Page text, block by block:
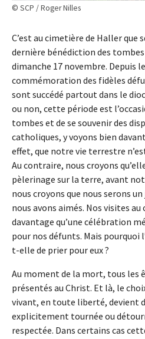
© SCP / Roger Nilles
C’est au cimetière de Haller que
dernière bénédiction des
dimanche 17 novembre. Depuis
commémoration des fidèles
sont succédé partout dans le
ou non, cette période est
tombes et de se souvenir des
catholiques, y voyons bien
effet, que notre vie terrestre
Au contraire, nous croyons
pèlerinage sur la terre, avant
nous croyons que nous serons
nous avons aimés. Nos visites
davantage qu’une célébration
pour nos défunts. Mais pourquoi
t-elle de prier pour eux ?
Au moment de la mort, tous les
présentés au Christ. Et là, le
vivant, en toute liberté, devient
explicitement tournée ou
respectée. Dans certains cas